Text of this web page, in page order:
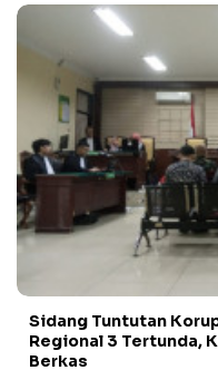
Sidang Tuntutan
Regional 3 Tertunda,
Berkas